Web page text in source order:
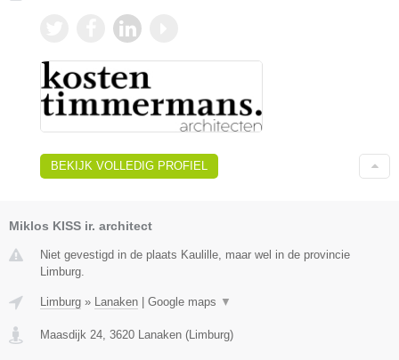
BEKIJK VOLLEDIG PROFIEL
Miklos KISS ir. architect
Niet gevestigd in de plaats Kaulille, maar wel in de provincie
Limburg.
Limburg » Lanaken Google maps ▼
Maasdijk 24, 3620 Lanaken (Limburg)